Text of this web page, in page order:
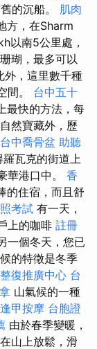
的沉船。 肌肉
方，在Sharm
以南5公里處，
瑚，最多可以
外，這里數千種
間。 台中五十
最快的方法，每
然寶藏外，歷
台中喬骨盆 助聽
瓦克的街道上
華港口中。 香
的住宿，而且舒
考試 有一天，
上的咖啡 註冊
一個冬天，您已
的特徵是冬季
復推廣中心 台
山氣候的一種
逢甲按摩 台胞證
由於春季變暖，
山上放鬆，滑